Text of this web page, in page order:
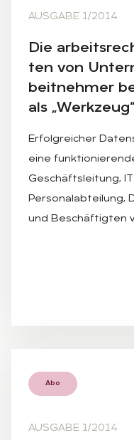
AUSGABE 1/2014
Die
ten von
beit­neh­mer
als
Erfolgreicher
eine
Geschäftsleitung,
Personalabteilung,
und Beschäftigten
Abo
AUSGABE 1/2014